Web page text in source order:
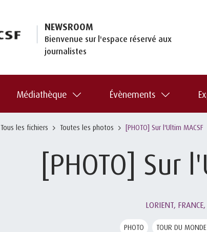
NEWSROOM
Bienvenue sur l'espace réservé aux
journalistes
Médiathèque Évènements
Tous les fichiers Toutes les photos [PHOTO] Sur l'Ultim MACSF
[PHOTO] Sur
LORIENT, FRANCE,
PHOTO TOUR DU